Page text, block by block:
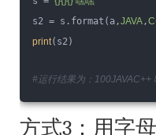
s2 = s.format(a,JAVA,
print(s2)
#运行结果为：100JAVAC++
方式3：用字